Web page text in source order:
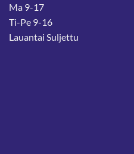
Ma 9-17
Ti-Pe 9-16
Lauantai Suljettu